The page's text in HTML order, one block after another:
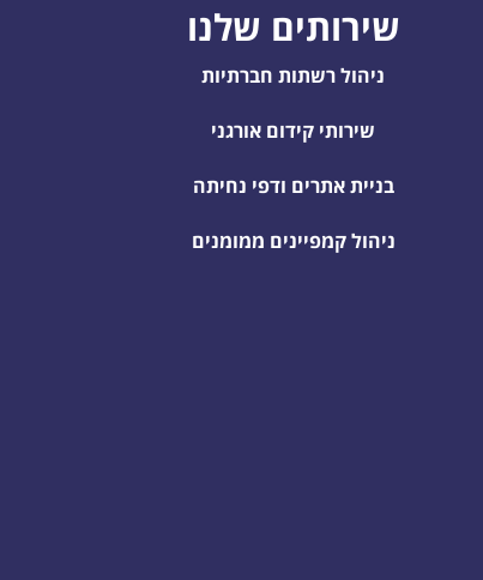
שירותים שלנו
ניהול רשתות חברתיות
שירותי קידום אורגני
בניית אתרים ודפי נחיתה
ניהול קמפיינים ממומנים